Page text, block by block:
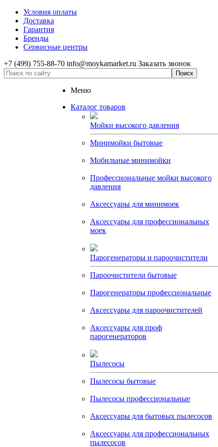
Условия оплаты
Доставка
Гарантия
Бренды
Сервисные центры
+7 (499) 755-88-70 info@moykamarket.ru Заказать звонок
Меню
Каталог товаров
Мойки высокого давления
Минимойки бытовые
Мобильные минимойки
Профессиональные мойки высокого
давления
Аксессуары для минимоек
Аксессуары для профессиональных
моек
Парогенераторы и пароочистители
Пароочистители бытовые
Парогенераторы профессиональные
Аксессуары для пароочистителей
Аксессуары для проф
парогенераторов
Пылесосы
Пылесосы бытовые
Пылесосы профессиональные
Аксессуары для бытовых пылесосов
Аксессуары для профессиональных
пылесосов